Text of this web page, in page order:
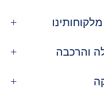
כהה)
לנוחות ובטיחות
במראה ישר אבל שלא
עושות את ההבדל.
והרכבה